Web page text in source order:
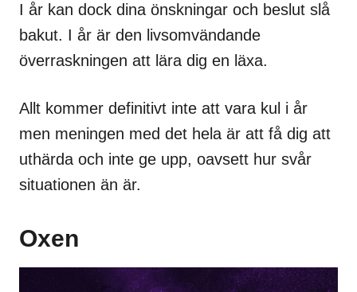
I år kan dock dina önskningar och beslut slå
bakut. I år är den livsomvändande
överraskningen att lära dig en läxa.
Allt kommer definitivt inte att vara kul i år
men meningen med det hela är att få dig att
uthärda och inte ge upp, oavsett hur svår
situationen än är.
Oxen